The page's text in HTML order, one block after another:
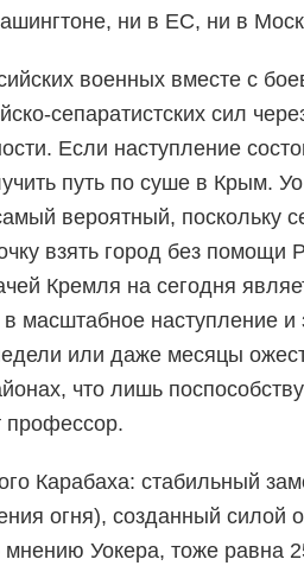
ни в ЕС, ни в
военных вместе с
сепаратистских сил
Если наступление
путь по суше в Крым.
вероятный, поскольку
взять город без помощи
Кремля на сегодня
масштабное наступление и
или даже месяцы
что лишь
профессор.
Карабаха: стабильный
огня), созданный силой
мнению Уокера, тоже равна